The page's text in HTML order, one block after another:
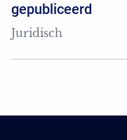
gepubliceerd
Juridisch